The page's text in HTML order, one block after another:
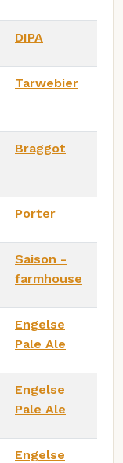
DIPA
Tarwebier
Braggot
Porter
Saison -
farmhouse
Engelse
Pale Ale
Engelse
Pale Ale
Engelse